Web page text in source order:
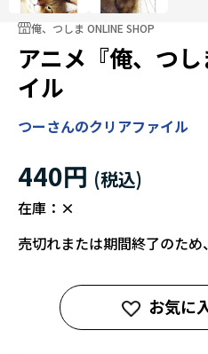
俺、つしま ONLINE SHOP
アニメ『俺、つ
イル
つーさんのクリアファイル
440円
在庫： ×
売切れまたは期間終了のため
お気に